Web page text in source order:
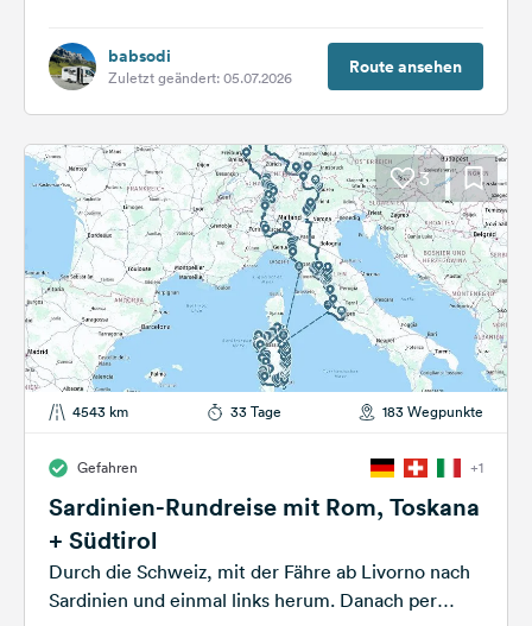
babsodi
Zuletzt geändert: 05.07.2026 Route ansehen
3
4543 km 33 Tage 183 Wegpunkte
Gefahren +1
Sardinien-Rundreise mit Rom, Toskana
+ Südtirol
Durch die Schweiz, mit der Fähre ab Livorno nach
Sardinien und einmal links herum. Danach per